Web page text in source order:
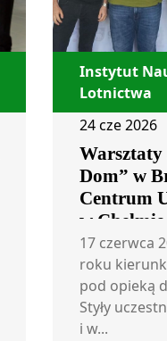
Instytut
Lotnictwa
24 cze 2026
Dom” w
Centrum
w Chełmie
17 czerwca
roku
pod opieką
Styły
i w...